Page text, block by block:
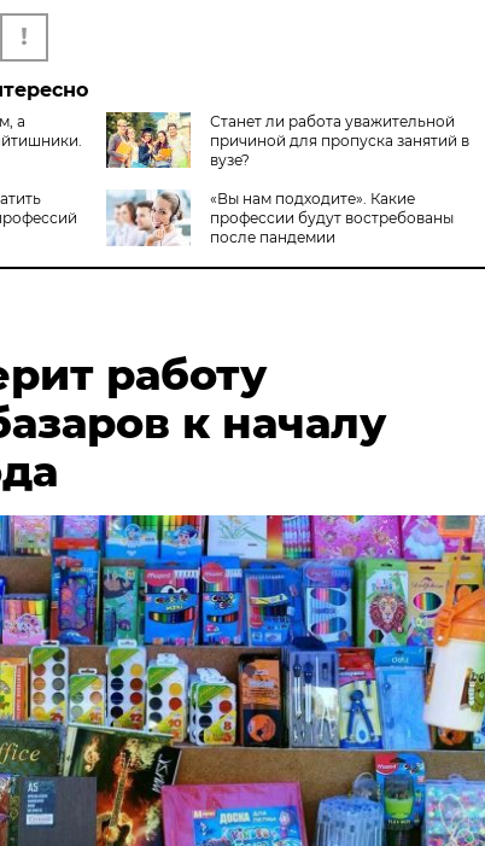
а
Станет ли работа уважительной
причиной для пропуска занятий в
вузе?
«Вы нам подходите». Какие
профессии будут востребованы
после пандемии
работу
к началу